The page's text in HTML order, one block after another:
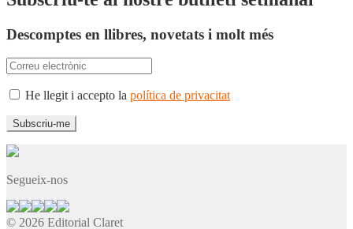
Descomptes en llibres, novetats i molt més
He llegit i accepto la política de privacitat
Segueix-nos
© 2026 Editorial Claret